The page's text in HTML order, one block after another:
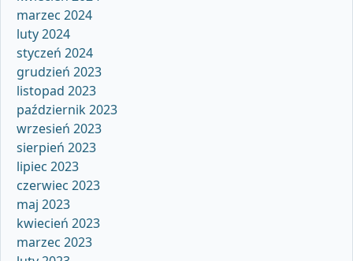
marzec 2024
luty 2024
styczeń 2024
grudzień 2023
listopad 2023
październik 2023
wrzesień 2023
sierpień 2023
lipiec 2023
czerwiec 2023
maj 2023
kwiecień 2023
marzec 2023